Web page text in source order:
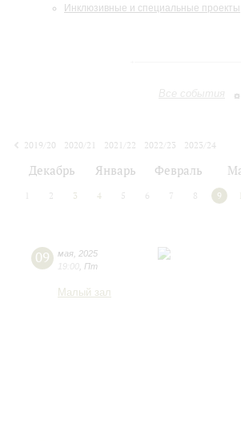
Инклюзивные и специальные проекты
Все события
2019/20
2020/21 2021/22 2022/23
2023/24
Декабрь Январь Февраль
2 3 4 5 6 7 8 9
09 мая 2025
19:00 Пт
Малый зал